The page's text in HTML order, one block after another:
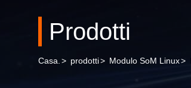
Prodotti
Casa. > prodotti> Modulo SoM Linux>